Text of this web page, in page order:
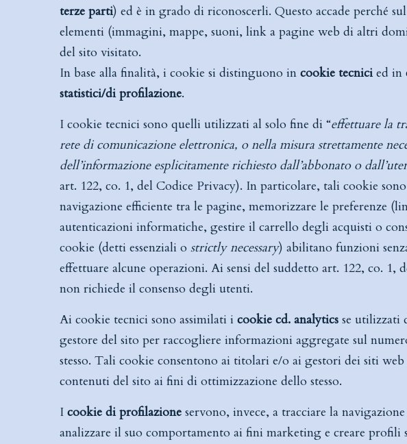
terze parti) ed è in grado di riconoscerli. Questo accade perché
elementi (immagini, mappe, suoni, link a pagine web di altri
del sito visitato.
In base alla finalità, i cookie si distinguono in cookie tecnicied in
statistici/di profilazione.
I cookie tecnici sono quelli utilizzati al solo fine di “effettuare la
rete di comunicazione elettronica, o nella misura strettamente
dell’informazione esplicitamente richiesto dall’abbonato o
art. 122, co. 1, del Codice Privacy). In particolare, tali cookie
navigazione efficiente tra le pagine, memorizzare le preferenze
autenticazioni informatiche, gestire il carrello degli acquisti o
cookie (detti essenziali o strictly necessary) abilitano funzioni
effettuare alcune operazioni. Ai sensi del suddetto art. 122, co.
non richiede il consenso degli utenti.
Ai cookie tecnici sono assimilati i cookie cd. analytics se utilizzati
gestore del sito per raccogliere informazioni aggregate sul
stesso. Tali cookie consentono ai titolari e/o ai gestori dei siti
contenuti del sito ai fini di ottimizzazione dello stesso.
I cookie di profilazione servono, invece, a tracciare la
analizzare il suo comportamento ai fini marketing e creare